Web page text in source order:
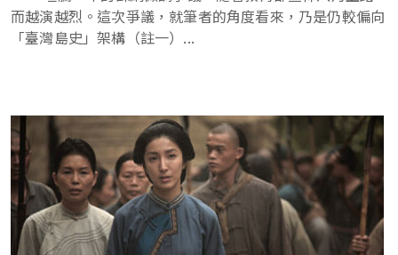
而越演越烈。這次爭議，就筆者的角度看來，乃是仍較偏向
「臺灣島史」架構（註一）...